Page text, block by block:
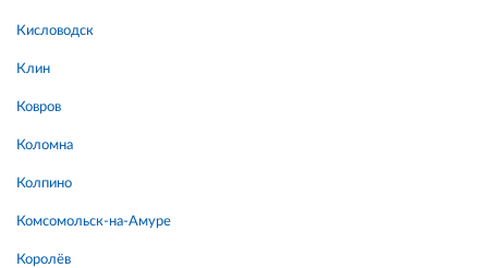
Кисловодск
Клин
Ковров
Коломна
Колпино
Комсомольск-на-Амуре
Королёв